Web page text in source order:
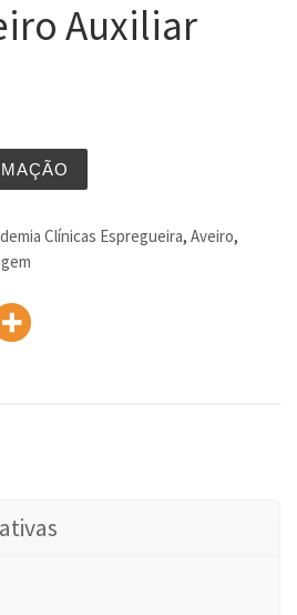
Auxiliar
Clínicas Espregueira, Aveiro,